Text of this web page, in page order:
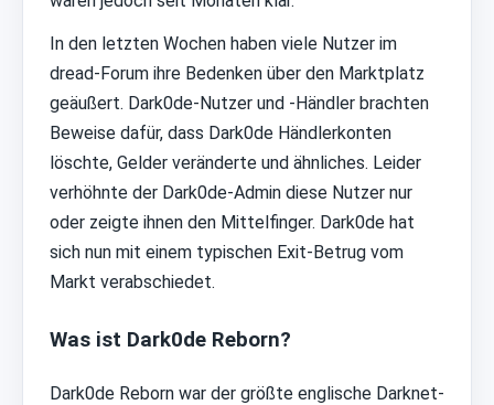
In den letzten Wochen haben viele Nutzer im
dread-Forum ihre Bedenken über den Marktplatz
geäußert. Dark0de-Nutzer und -Händler brachten
Beweise dafür, dass Dark0de Händlerkonten
löschte, Gelder veränderte und ähnliches. Leider
verhöhnte der Dark0de-Admin diese Nutzer nur
oder zeigte ihnen den Mittelfinger. Dark0de hat
sich nun mit einem typischen Exit-Betrug vom
Markt verabschiedet.
Was ist Dark0de Reborn?
Dark0de Reborn war der größte englische Darknet-